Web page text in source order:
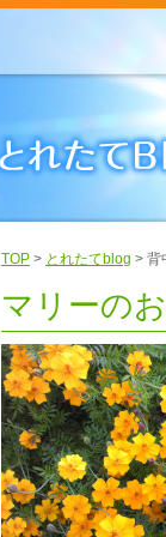
TOP > とれたてblog > 背
マリーの